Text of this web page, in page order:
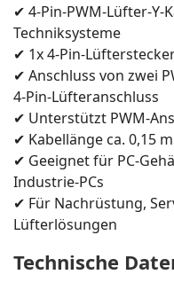
✔ 4-Pin-PWM-Lüfter-Y-
Techniksysteme
✔ 1x 4-Pin-
✔ Anschluss von zwei
4-Pin-Lüfteranschluss
✔ Unterstützt PWM-
✔ Kabellänge ca. 0,15 m
✔ Geeignet für PC-
Industrie-PCs
✔ Für Nachrüstung,
Lüfterlösungen
Technische